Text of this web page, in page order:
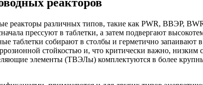
реакторы различных типов, такие как PWR, ВВЭР,
прессуют в таблетки, а затем подвергают
таблетки собирают в столбы и герметично
стойкостью и, что критически важно, низким
элементы (ТВЭЛы) комплектуются в более